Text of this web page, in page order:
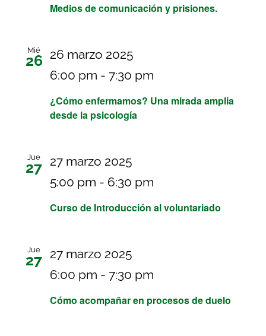
Medios de comunicación y prisiones.
Mié
26
¿Cómo enfermamos? Una mirada amplia
desde la psicología
26 marzo 2025
6:00 pm - 7:30 pm
Jue
27
Curso de Introducción al voluntariado
27 marzo 2025
5:00 pm - 6:30 pm
Jue
27
Cómo acompañar en procesos de duelo
27 marzo 2025
6:00 pm - 7:30 pm